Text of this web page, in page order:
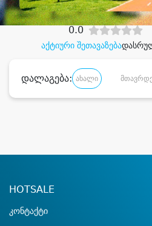
აქტიური შეთავაზება
0.0
დალაგება: ახალი
HOTSALE
კონტაქტი